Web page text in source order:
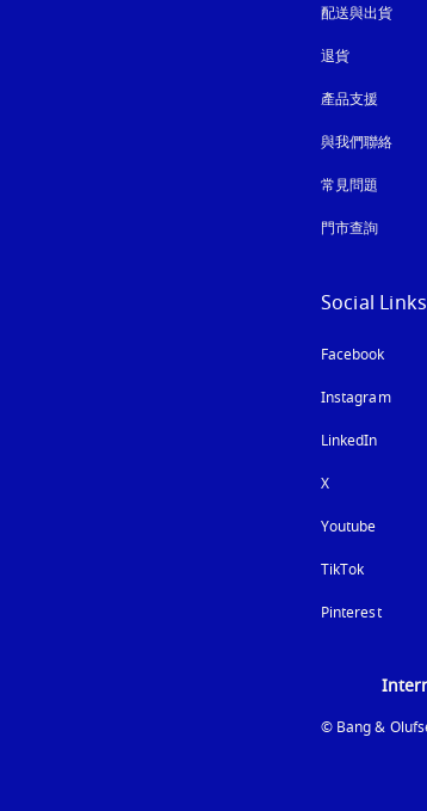
配送與出貨
退貨
產品支援
與我們聯絡
常見問題
門市查詢
Social Links
Facebook
Instagram以新
LinkedIn
X
Youtube
TikTok
Pinterest
Select
© Bang &